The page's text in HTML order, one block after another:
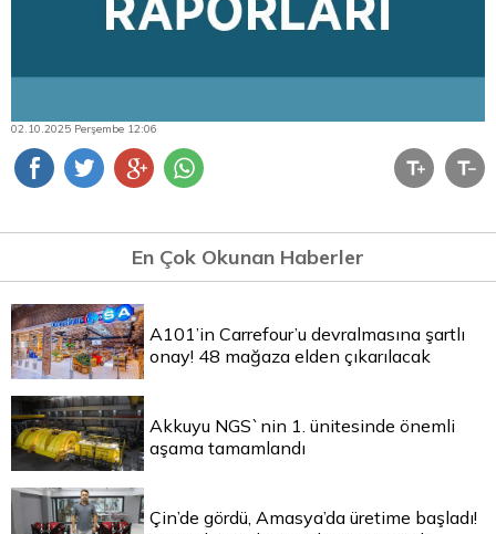
02.10.2025 Perşembe 12:06
En Çok Okunan Haberler
A101’in Carrefour’u devralmasına şartlı
onay! 48 mağaza elden çıkarılacak
Akkuyu NGS`nin 1. ünitesinde önemli
aşama tamamlandı
Çin’de gördü, Amasya’da üretime başladı!